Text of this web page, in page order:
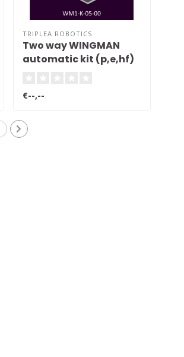
TRIPLEA ROBOTICS
Two way WINGMAN
automatic kit (p,e,hf)
€--,--